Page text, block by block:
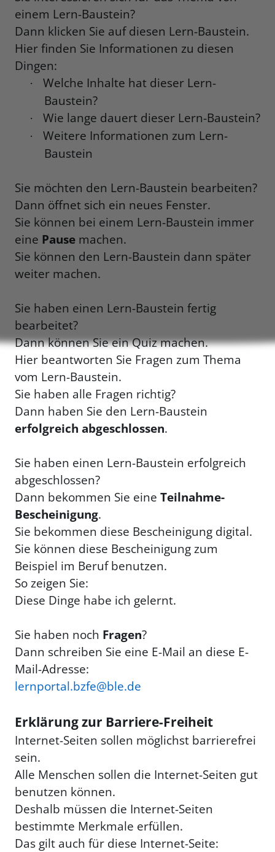
einem Lern-Baustein?
Dann klicken Sie auf diesen Lern-Baustein.
Hier finden Sie Informationen zu diesen
Dingen:
·
Welche Inhalte hat dieser Lern-
Baustein?
· Wie lange dauert dieser Lern-Baustein?
·
Weitere Informationen zum Lern-
Baustein
Sie möchten den Lern-Baustein bearbeiten?
Dann öffnet sich ein neues Fenster.
Sie können bei einem Lern-Baustein immer
eine Pause machen.
Sie können den Lern-Baustein dann später
weiter machen.
Sie haben einen Lern-Baustein fertig
bearbeitet?
Dann können Sie ein Quiz machen.
Hier beantworten Sie Fragen zum Thema
vom Lern-Baustein.
Sie haben alle Fragen richtig?
Dann haben Sie den Lern-Baustein
erfolgreich abgeschlossen.
Sie haben einen Lern-Baustein erfolgreich
abgeschlossen?
Dann bekommen Sie eine Teilnahme-
Bescheinigung.
Sie bekommen diese Bescheinigung digital.
Sie können diese Bescheinigung zum
Beispiel im Beruf benutzen.
So zeigen Sie:
Diese Dinge habe ich gelernt.
Sie haben noch Fragen?
Dann schreiben Sie eine E-Mail an diese E-
Mail-Adresse:
lernportal.bzfe@ble.de
Erklärung zur Barriere-Freiheit
Internet-Seiten sollen möglichst barrierefrei
sein.
Alle Menschen sollen die Internet-Seiten gut
benutzen können.
Deshalb müssen die Internet-Seiten
bestimmte Merkmale erfüllen.
Das gilt auch für diese Internet-Seite: